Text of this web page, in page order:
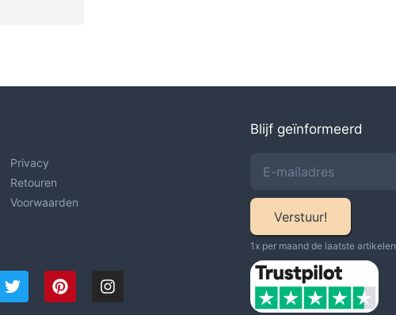
Privacy
Retouren
Voorwaarden
Blijf geïnformeerd
Verstuur!
1x per maand de laatste artikelen​